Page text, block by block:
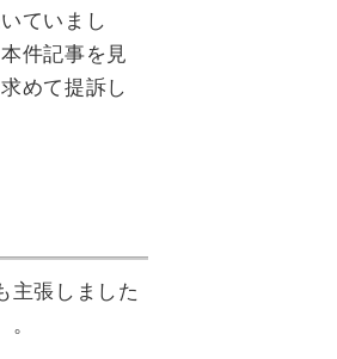
ていまし
件記事を見
めて提訴し
主張しました